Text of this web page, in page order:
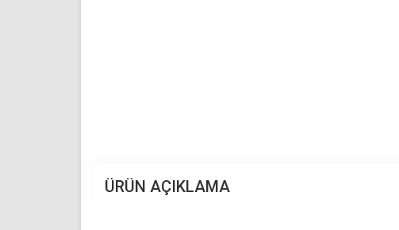
ÜRÜN AÇIKLAMA